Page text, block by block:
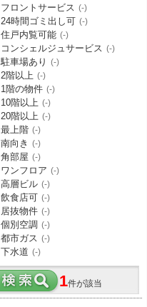
フロントサービス (-)
24時間ゴミ出し可 (-)
住戸内覧可能 (-)
コンシェルジュサービス (-)
駐車場あり (-)
2階以上 (-)
1階の物件 (-)
10階以上 (-)
20階以上 (-)
最上階 (-)
南向き (-)
角部屋 (-)
ワンフロア (-)
高層ビル (-)
飲食店可 (-)
居抜物件 (-)
個別空調 (-)
都市ガス (-)
下水道 (-)
1件が該当